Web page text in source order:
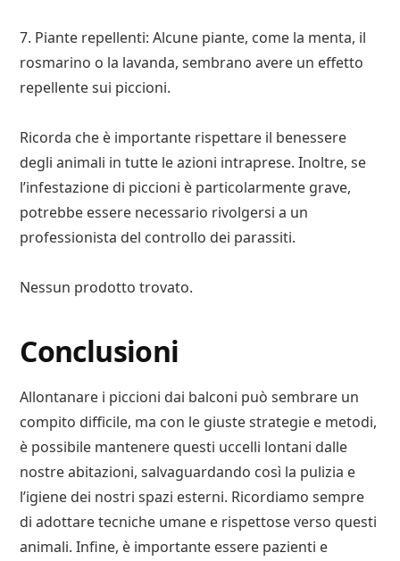
7. Piante repellenti: Alcune piante, come la menta, il
rosmarino o la lavanda, sembrano avere un effetto
repellente sui piccioni.
Ricorda che è importante rispettare il benessere
degli animali in tutte le azioni intraprese. Inoltre, se
l’infestazione di piccioni è particolarmente grave,
potrebbe essere necessario rivolgersi a un
professionista del controllo dei parassiti.
Nessun prodotto trovato.
Conclusioni
Allontanare i piccioni dai balconi può sembrare un
compito difficile, ma con le giuste strategie e metodi,
è possibile mantenere questi uccelli lontani dalle
nostre abitazioni, salvaguardando così la pulizia e
l’igiene dei nostri spazi esterni. Ricordiamo sempre
di adottare tecniche umane e rispettose verso questi
animali. Infine, è importante essere pazienti e